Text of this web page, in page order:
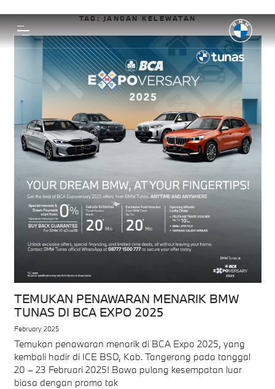
TAG:JANGAN KELEWATAN
TEMUKAN PENAWARAN MENARIK BMW
TUNAS DI BCA EXPO 2025
February 2025
Temukan penawaran menarik di BCA Expo 2025, yang
kembali hadir di ICE BSD, Kab. Tangerang pada tanggal
20 – 23 Februari 2025! Bawa pulang kesempatan luar
biasa dengan promo tak